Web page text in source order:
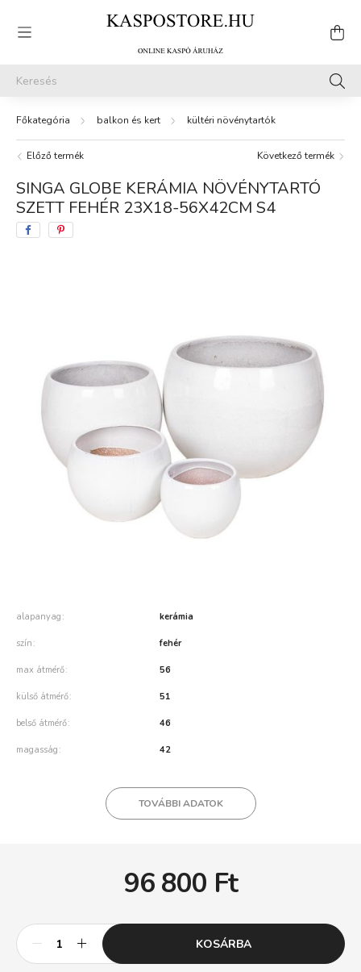
balkon és kert kültéri növénytartók
Előző termék Következő termék
SINGA GLOBE KERÁMIA NÖVÉNYTARTÓ
SZETT FEHÉR 23X18-56X42CM S4
alapanyag kerámia
szín fehér
max átmérő 56
külső átmérő 51
belső átmérő 46
magasság 42
TOVÁBBI ADATOK
96 800 Ft
KOSÁRBA